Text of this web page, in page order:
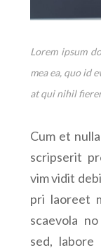
Lorem ipsum
mea ea, quo id
at qui nihil
Cum et
scripserit
vim vidit
pri laoreet
scaevola
sed,